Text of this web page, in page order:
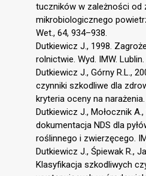
tuczników w zależności od
mikrobiologicznego
Wet., 64, 934–938.
Dutkiewicz J., 1998.
rolnictwie. Wyd. IMW. Lublin.
Dutkiewicz J., Górny R.L.,
czynniki szkodliwe dla
kryteria oceny na
Dutkiewicz J., Mołocznik
dokumentacja NDS dla
roślinnego i zwierzęcego.
Dutkiewicz J., Śpiewak R.,
Klasyfikacja szkodliwych